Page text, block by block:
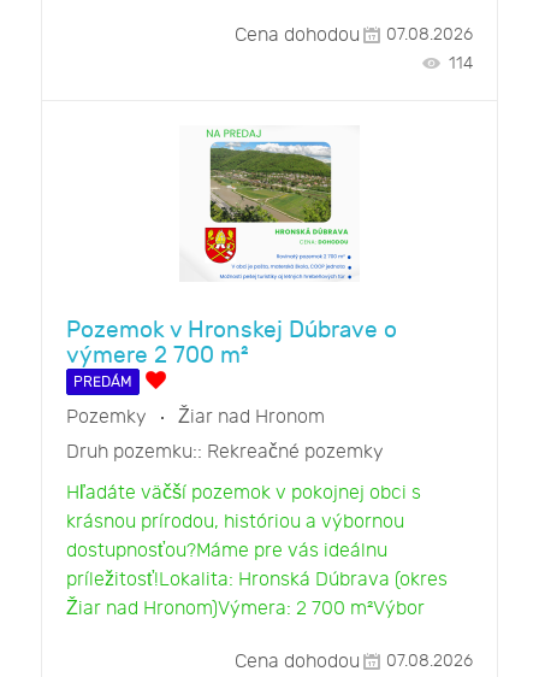
Cena dohodou
07.08.2026
114
Pozemok v Hronskej Dúbrave o
výmere 2 700 m²
PREDÁM
Pozemky
Žiar nad Hronom
Druh pozemku:: Rekreačné pozemky
Hľadáte väčší pozemok v pokojnej obci s
krásnou prírodou, históriou a výbornou
dostupnosťou?Máme pre vás ideálnu
príležitosť!Lokalita: Hronská Dúbrava (okres
Žiar nad Hronom)Výmera: 2 700 m²Výbor
Cena dohodou
07.08.2026